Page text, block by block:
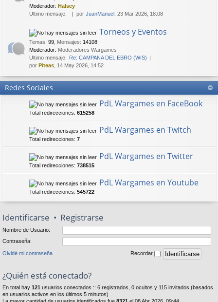
Moderador: Halsey
Último mensaje:
por JuanManuel , 23 Mar 2026, 18:08
Torneos y Eventos
Temas: 99 Mensajes: 14108
Moderador: Moderadores Wargames
Último mensaje: Re: CAMPAÑA DEL EBRO (WIS)
por Piteas , 14 May 2026, 14:52
Redes Sociales
PdL Wargames en FaceBook
Total redirecciones: 615258
PdL Wargames en Twitch
Total redirecciones: 7
PdL Wargames en Twitter
Total redirecciones: 738515
PdL Wargames en Youtube
Total redirecciones: 545722
Identificarse • Registrarse
Nombre de Usuario:
Contraseña:
Olvidé mi contraseña Recordar
¿Quién está conectado?
En total hay 121 usuarios conectados :: 6 registrados, 0 ocultos y 115 invitados (basados
en usuarios activos en los últimos 5 minutos)